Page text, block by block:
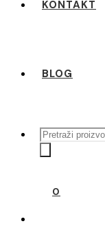
KONTAKT
BLOG
Products
search
0